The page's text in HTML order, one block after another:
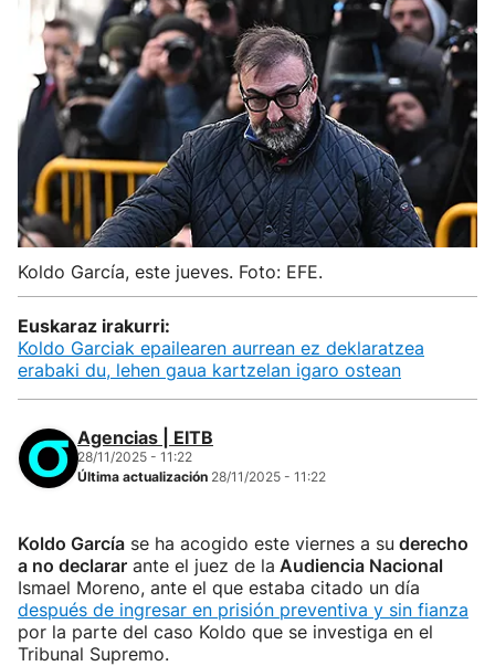
Koldo García, este jueves. Foto: EFE.
Euskaraz irakurri:
Koldo Garciak epailearen aurrean ez deklaratzea
erabaki du, lehen gaua kartzelan igaro ostean
Agencias | EITB
28/11/2025 - 11:22
Última actualización 28/11/2025 - 11:22
Koldo García se ha acogido este viernes a su derecho
a no declarar ante el juez de la Audiencia Nacional
Ismael Moreno, ante el que estaba citado un día
después de ingresar en prisión preventiva y sin fianza
por la parte del caso Koldo que se investiga en el
Tribunal Supremo.